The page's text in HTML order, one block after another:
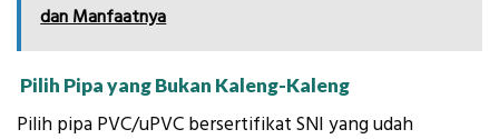
dan Manfaatnya
Pilih Pipa yang Bukan Kaleng-Kaleng
Pilih pipa PVC/uPVC bersertifikat SNI yang udah